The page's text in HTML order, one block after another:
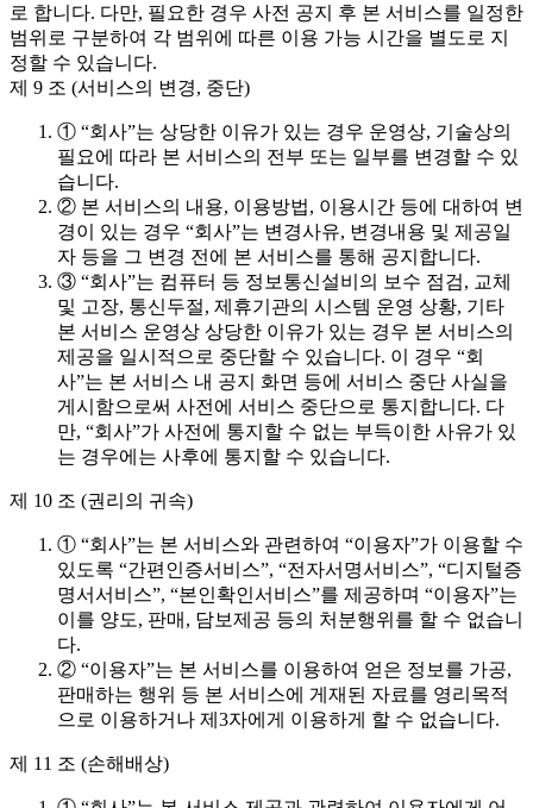
로 합니다. 다만, 필요한 경우 사전 공지 후 본 서비스를 일정한
범위로 구분하여 각 범위에 따른 이용 가능 시간을 별도로 지
정할 수 있습니다.
제 9 조 (서비스의 변경, 중단)
① “회사”는 상당한 이유가 있는 경우 운영상, 기술상의
필요에 따라 본 서비스의 전부 또는 일부를 변경할 수 있
습니다.
② 본 서비스의 내용, 이용방법, 이용시간 등에 대하여 변
경이 있는 경우 “회사”는 변경사유, 변경내용 및 제공일
자 등을 그 변경 전에 본 서비스를 통해 공지합니다.
③ “회사”는 컴퓨터 등 정보통신설비의 보수 점검, 교체
및 고장, 통신두절, 제휴기관의 시스템 운영 상황, 기타
본 서비스 운영상 상당한 이유가 있는 경우 본 서비스의
제공을 일시적으로 중단할 수 있습니다. 이 경우 “회
사”는 본 서비스 내 공지 화면 등에 서비스 중단 사실을
게시함으로써 사전에 서비스 중단으로 통지합니다. 다
만, “회사”가 사전에 통지할 수 없는 부득이한 사유가 있
는 경우에는 사후에 통지할 수 있습니다.
제 10 조 (권리의 귀속)
① “회사”는 본 서비스와 관련하여 “이용자”가 이용할 수
있도록 “간편인증서비스”, “전자서명서비스”, “디지털증
명서서비스”, “본인확인서비스”를 제공하며 “이용자”는
이를 양도, 판매, 담보제공 등의 처분행위를 할 수 없습니
다.
② “이용자”는 본 서비스를 이용하여 얻은 정보를 가공,
판매하는 행위 등 본 서비스에 게재된 자료를 영리목적
으로 이용하거나 제3자에게 이용하게 할 수 없습니다.
제 11 조 (손해배상)